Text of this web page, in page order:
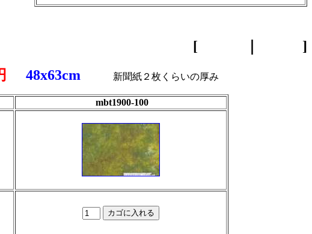
[ ｜ ]
48x63cm 新聞紙２枚くらいの厚み
mbt1900-100